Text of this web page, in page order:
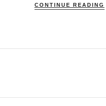
CONTINUE READING